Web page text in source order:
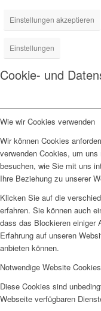
Einstellungen akzeptieren
Einstellungen
Cookie- und
Wie wir Cookies verwenden
Wir können Cookies
verwenden Cookies, um
besuchen, wie Sie mit uns
Ihre Beziehung zu unserer
Klicken Sie auf die
erfahren. Sie können auch
dass das Blockieren einiger
Erfahrung auf unseren
anbieten können.
Notwendige Website Cookies
Diese Cookies sind
Webseite verfügbaren